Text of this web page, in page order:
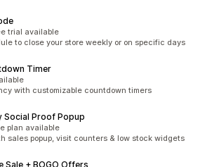
yhteensä
trial available
to close your store weekly or on specific days
Timer
with customizable countdown timers
Social Proof Popup
plan available
sales popup, visit counters & low stock widgets
Sale + BOGO Offers